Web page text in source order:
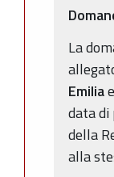
La
Emilia
data
della
alla